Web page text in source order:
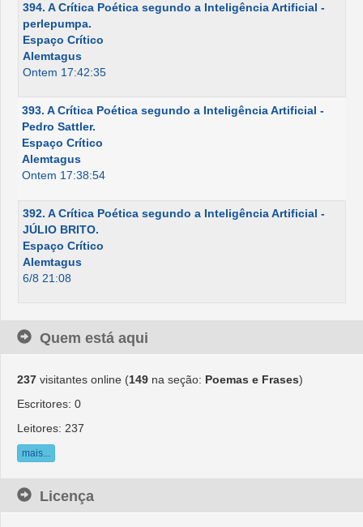
394. A Crítica Poética segundo a Inteligência Artificial -
perlepumpa.
Espaço Crítico
Alemtagus
Ontem 17:42:35
393. A Crítica Poética segundo a Inteligência Artificial -
Pedro Sattler.
Espaço Crítico
Alemtagus
Ontem 17:38:54
392. A Crítica Poética segundo a Inteligência Artificial -
JÚLIO BRITO.
Espaço Crítico
Alemtagus
6/8 21:08
Quem está aqui
237 visitantes online (149 na seção: Poemas e Frases)
Escritores: 0
Leitores: 237
mais...
Licença